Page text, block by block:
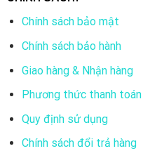
DWDR
Hỗ trợ 4 chuẩn tín hiệu
chuyển
Tiêu chuẩn IP67
Chính sách bảo mật
Chính sách bảo hành
Giao hàng & Nhận hàng
Phương thức thanh toán
Quy định sử dụng
Chính sách đổi trả hàng